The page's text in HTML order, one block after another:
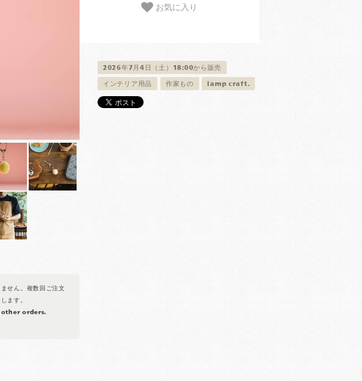
せん。複数回ご注文
ます。
orders.
お気に入り
2026年7月4日（土）18:00から販売
インテリア用品 作家もの lamp craft.